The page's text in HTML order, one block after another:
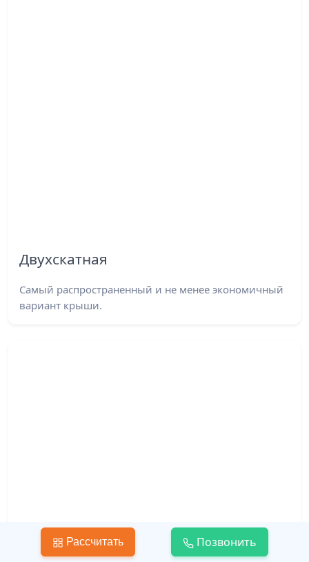
Двухскатная
Самый распространенный и не менее экономичный
вариант крыши.
Рассчитать Позвонить